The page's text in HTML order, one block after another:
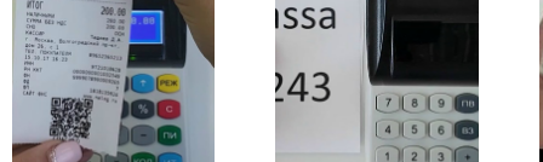
Поддержка карт памяти
Типы карт памяти ?
microSD (опция)